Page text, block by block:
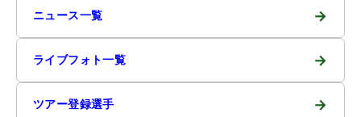
ニュース一覧 →
ライブフォト一覧 →
ツアー登録選手 →